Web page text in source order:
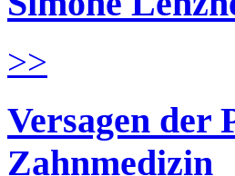
>>
Versagen
Zahnmedizin